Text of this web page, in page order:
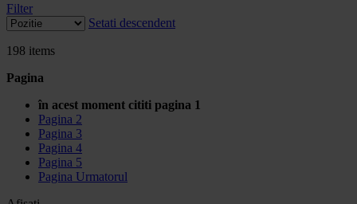
Filter
Setati descendent
198 items
Pagina
în acest moment cititi pagina 1
Pagina 2
Pagina 3
Pagina 4
Pagina 5
Pagina Urmatorul